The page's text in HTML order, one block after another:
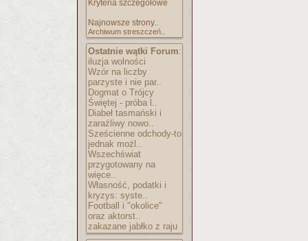
Kryteria szczegółowe
Najnowsze strony..
Archiwum streszczeń..
Ostatnie wątki Forum:
iluzja wolności
Wzór na liczby
parzyste i nie par..
Dogmat o Trójcy
Świętej - próba l..
Diabeł tasmański i
zaraźliwy nowo..
Sześcienne odchody-to
jednak możl..
Wszechświat
przygotowany na
więce..
Własność, podatki i
kryzys: syste..
Football i "okolice"
oraz aktorst..
zakazane jabłko z raju